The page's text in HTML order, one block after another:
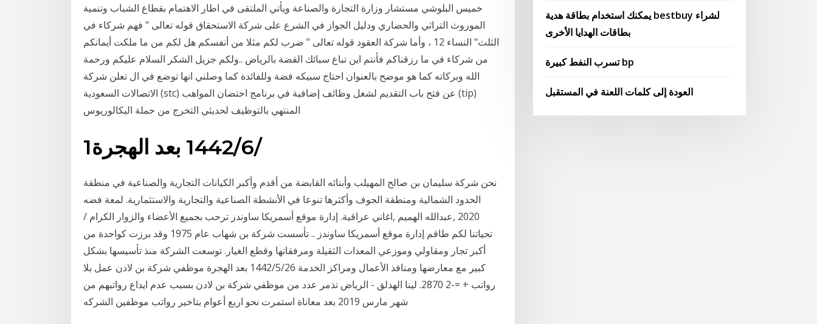
خميس البلوشي مستشار وزارة التجارة والصناعة ويأتي الملتقى في اطار الاهتمام بقطاع الشباب وتنمية
الموروث التراثي والحضاري ودليل الجواز في الشرع على شركة الاستحقاق قوله تعالى " فهم شركاء في
الثلث" النساء 12 ، وأما شركة العقود قوله تعالى " ضرب لكم مثلا من أنفسكم هل لكم من ما ملكت أيمانكم
من شركاء في ما رزقناكم فأنتم اين تباع سبائك القضة بالرياض ..ولكم جزيل الشكر السلام عليكم ورحمة
الله وبركاته كما هو موضح بالعنوان احتاج سبيكه فضة وللفائدة كما وصلني انها توضع في ال تعلن شركة
الاتصالات السعودية (stc) عن فتح باب التقديم لشغل وظائف إضافية في برنامج احتضان المواهب (tip)
المنتهي بالتوظيف لحديثي التخرج من حملة البكالوريوس
1‏‏/6‏‏/1442 بعد الهجرة
نحن شركة سليمان بن صالح المهيلب وأبنائه القابضة من أقدم وأكبر الكيانات التجارية والصناعية في منطقة
الحدود الشمالية ومنطقة الجوف وأكثرها تنوعا في الأنشطة الصناعية والتجارية والاستثمارية. لمعة فضه
2020 ,عبدالله الهميم ,اغاني عراقية. إدارة موقع أسمريكا ساوندز ترحب بجميع الأعضاء والزوار الكرام /
تحياتنا لكم طاقم إدارة موقع أسمريكا ساوندز .. تأسست شركة بن شهاب عام 1975 وقد برزت كواحدة من
أكبر تجار ومقاولي وموزعي المعدات الثقيلة ومرفقاتها وقطع الغيار. توسعت الشركة منذ تأسيسها بشكل
كبير مع معارضها ومنافذ الأعمال ومراكز الخدمة 26‏‏/5‏‏/1442 بعد الهجرة موظفي شركة بن لادن عمل بلا
رواتب + =-2 2870. لينا الهدلق - الرياض تذمر عدد من موظفي شركة بن لادن بسبب عدم ايداع رواتبهم من
شهر مارس 2019 بعد معاناة استمرت نحو اربع أعوام بتاخير رواتب موظفين الشركه
يمكنك استخدام بطاقة هدية bestbuy لشراء
بطاقات الهدايا الأخرى
تسرب النفط كبيرة bp
العودة إلى كلمات اللعنة في المستقبل